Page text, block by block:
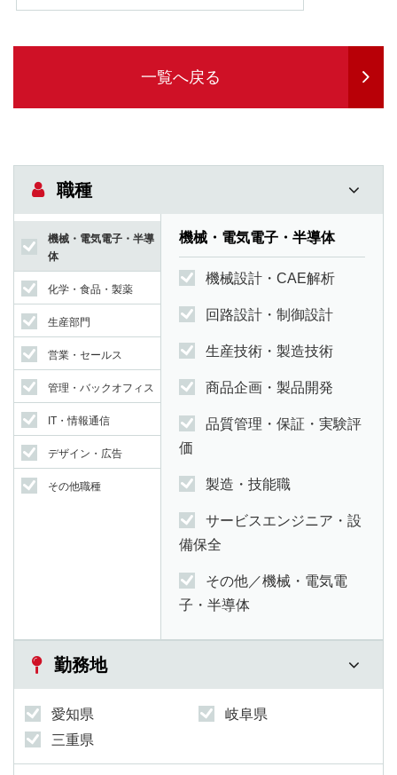
一覧へ戻る
職種
機械・電気電子・半導
体
化学・食品・製薬
生産部門
営業・セールス
管理・バックオフィス
IT・情報通信
デザイン・広告
その他職種
機械・電気電子・半導体
機械設計・CAE解析
回路設計・制御設計
生産技術・製造技術
商品企画・製品開発
品質管理・保証・実験評
価
製造・技能職
サービスエンジニア・設
備保全
その他／機械・電気電
子・半導体
勤務地
愛知県
岐阜県
三重県